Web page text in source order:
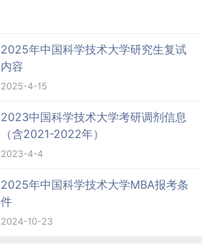
2025年中国科学技术大学研究生复试
内容
2025-4-15
2023中国科学技术大学考研调剂信息
（含2021-2022年）
2023-4-4
2025年中国科学技术大学MBA报考条
件
2024-10-23